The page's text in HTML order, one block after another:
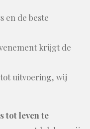
en de beste
krijgt de
uitvoering, wij
tot leven te